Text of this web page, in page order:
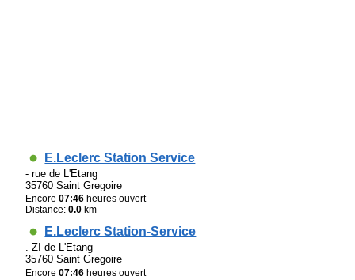
E.Leclerc Station Service
- rue de L'Etang
35760 Saint Gregoire
Encore07:46 heures ouvert
Distance:0.0 km
E.Leclerc Station-Service
. ZI de L'Etang
35760 Saint Gregoire
Encore07:46 heures ouvert